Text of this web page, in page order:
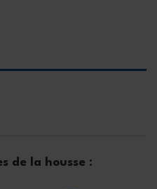
de la housse :